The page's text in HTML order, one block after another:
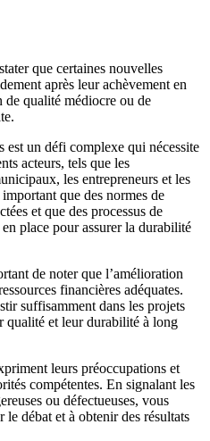
que certaines nouvelles
après leur achèvement en
de qualité médiocre ou de
est un défi complexe qui nécessite
acteurs, tels que les
les entrepreneurs et les
que des normes de
et que des processus de
place pour assurer la durabilité
de noter que l’amélioration
financières adéquates.
suffisamment dans les projets
qualité et leur durabilité à long
leurs préoccupations et
compétentes. En signalant les
ou défectueuses, vous
débat et à obtenir des résultats